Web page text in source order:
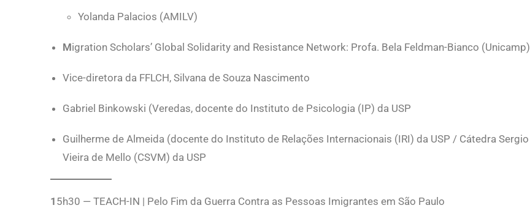
Yolanda Palacios (AMILV)
Migration Scholars’ Global Solidarity and Resistance Network: Profa. Bela Feldman-Bianco (Unicamp)
Vice-diretora da FFLCH, Silvana de Souza Nascimento
Gabriel Binkowski (Veredas, docente do Instituto de Psicologia (IP) da USP
Guilherme de Almeida (docente do Instituto de Relações Internacionais (IRI) da USP / Cátedra Sergio
Vieira de Mello (CSVM) da USP
1 5h30 — TEACH-IN | Pelo Fim da Guerra Contra as Pessoas Imigrantes em São Paulo